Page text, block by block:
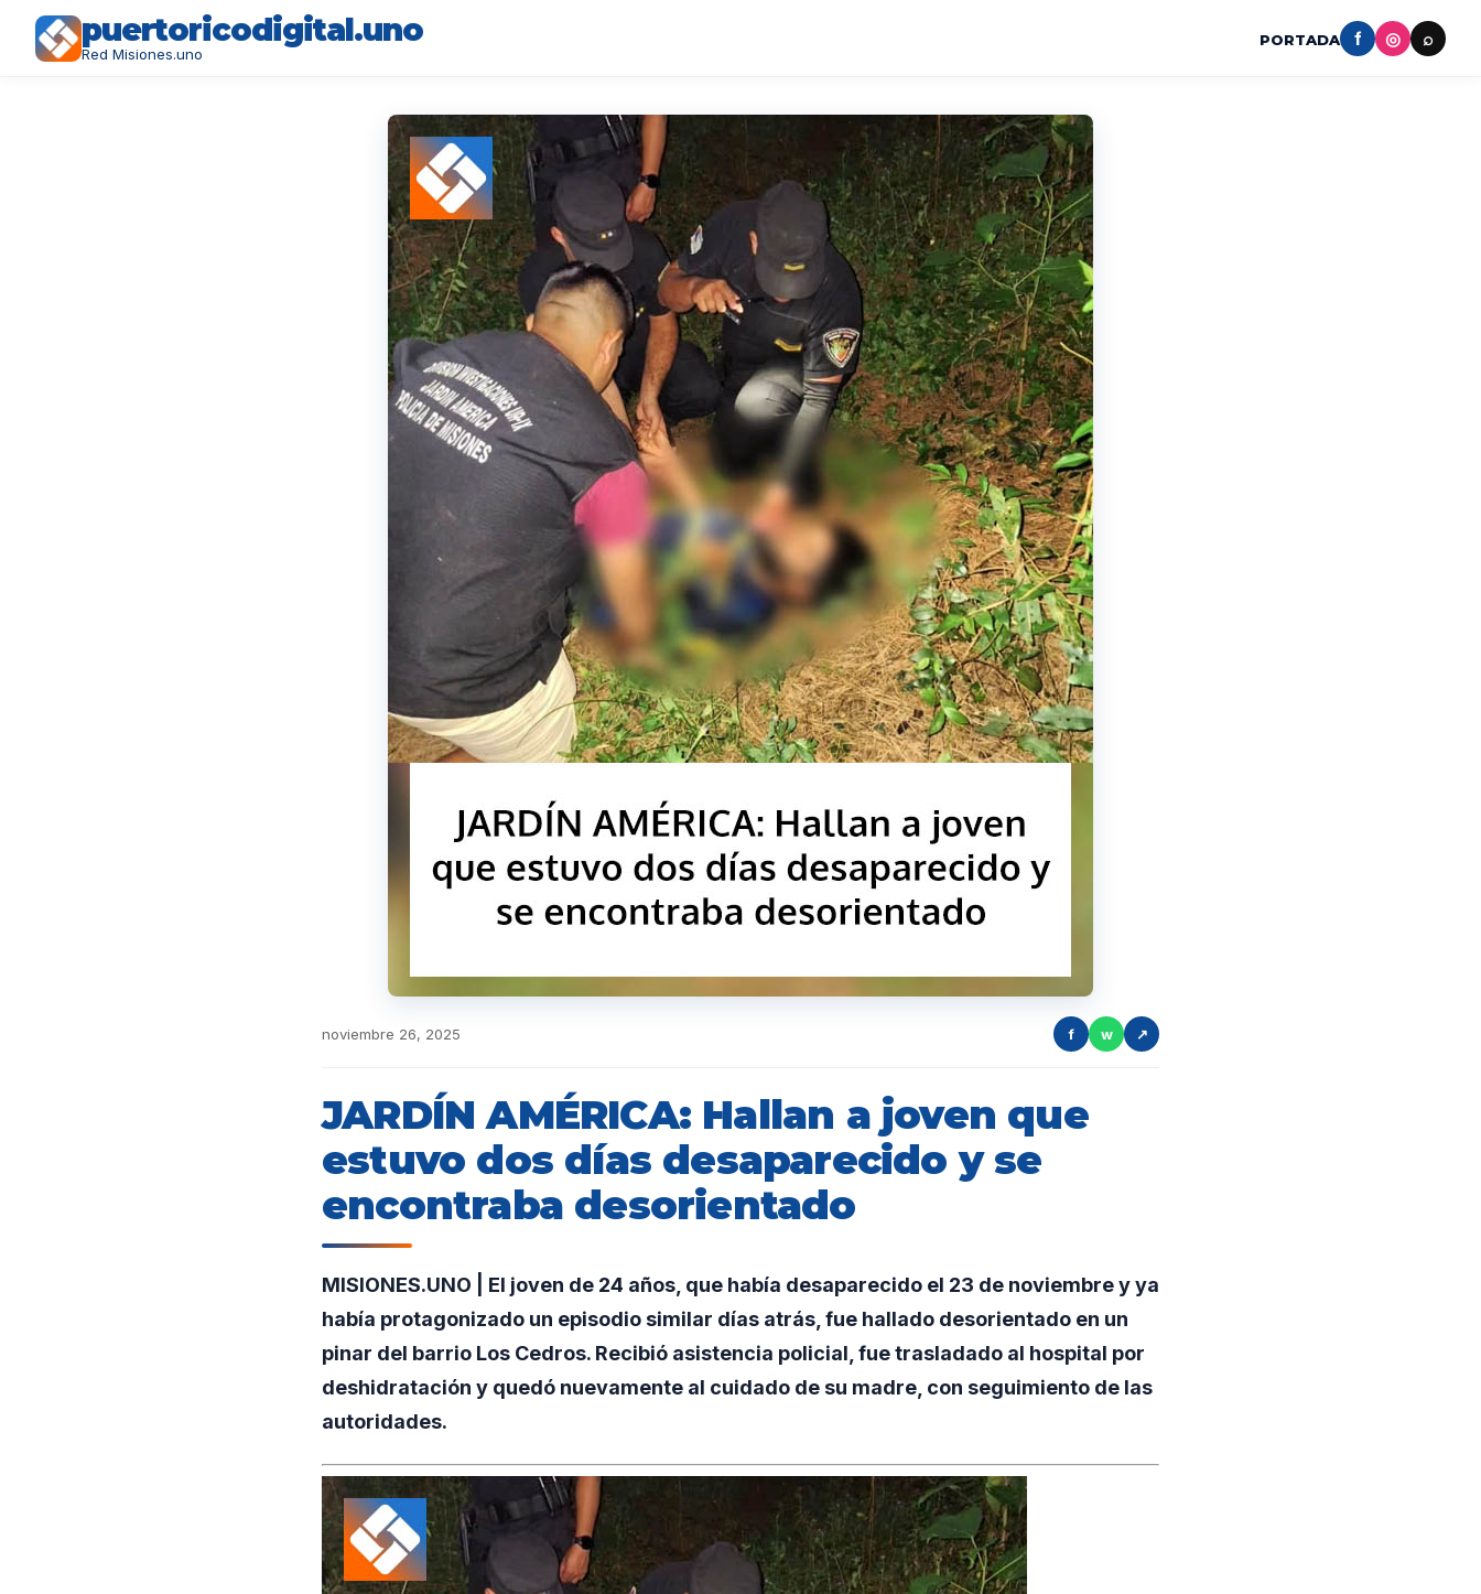
puertoricodigital.uno
Red Misiones.uno
PORTADA f ◎ ⌕
noviembre 26, 2025 f w ↗
JARDÍN AMÉRICA: Hallan a joven que
estuvo dos días desaparecido y se
encontraba desorientado
MISIONES.UNO | El joven de 24 años, que había desaparecido el 23 de noviembre y ya
había protagonizado un episodio similar días atrás, fue hallado desorientado en un
pinar del barrio Los Cedros. Recibió asistencia policial, fue trasladado al hospital por
deshidratación y quedó nuevamente al cuidado de su madre, con seguimiento de las
autoridades.